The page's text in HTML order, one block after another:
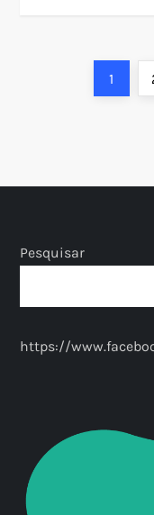
n
ç
d
e
Page
1
Pesquisar
https://